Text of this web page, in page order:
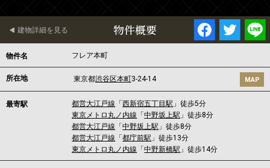
物件概要
建物詳細を見る
物件名 フレア本町
所在地 東京都渋谷区本町3-24-14 MAP
最寄駅 都営大江戸線 「西新宿五丁目駅 」徒歩5分
東京メトロ丸ノ内線 「中野坂上駅 」徒歩8分
都営大江戸線 「中野坂上駅 」徒歩8分
都営大江戸線 「都庁前駅 」徒歩13分
東京メトロ丸ノ内線 「中野新橋駅 」徒歩14分